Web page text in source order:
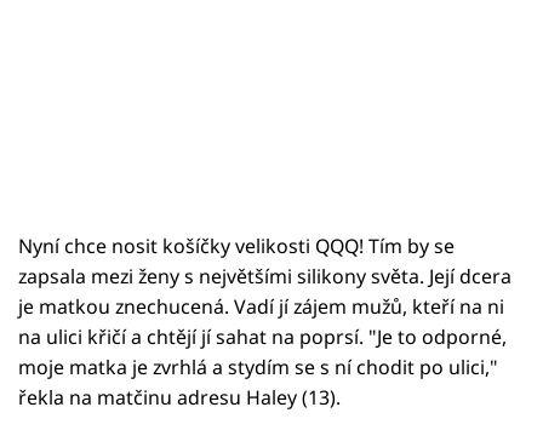
Nyní chce nosit košíčky velikosti QQQ! Tím by se
zapsala mezi ženy s největšími silikony světa. Její dcera
je matkou znechucená. Vadí jí zájem mužů, kteří na ni
na ulici křičí a chtějí jí sahat na poprsí. "Je to odporné,
moje matka je zvrhlá a stydím se s ní chodit po ulici,"
řekla na matčinu adresu Haley (13).